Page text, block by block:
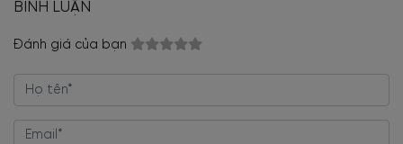
BÌNH LUẬN
Đánh giá của bạn